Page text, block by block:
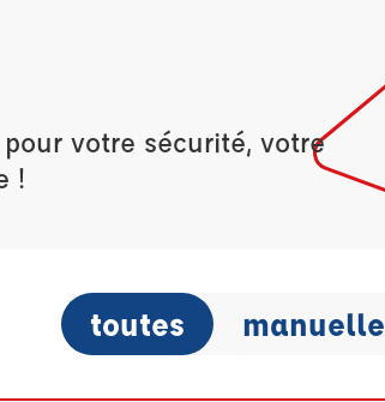
votre sécurité, votre
!
toutes manuelle